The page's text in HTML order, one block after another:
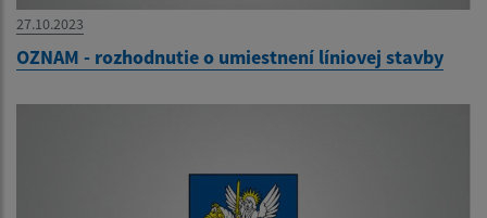
27.10.2023
OZNAM - rozhodnutie o umiestnení líniovej stavby